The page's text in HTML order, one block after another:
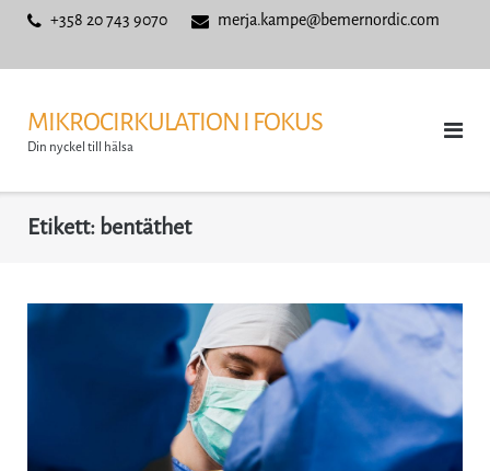
+358 20 743 9070 merja.kampe@bemernordic.com
MIKROCIRKULATION I FOKUS
Din nyckel till hälsa
Etikett:bentäthet